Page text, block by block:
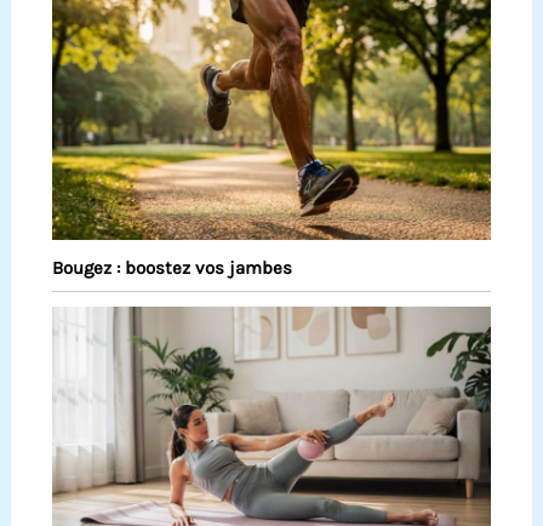
Bougez : boostez vos jambes